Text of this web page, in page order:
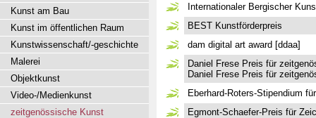
Internationaler Bergischer
BEST Kunstförderpreis
dam digital art award [ddaa]
Daniel Frese Preis für
Daniel Frese Preis für
Eberhard-Roters-Stipendium
Egmont-Schaefer-Preis für
Kunst am Bau
Kunst im öffentlichen Raum
Kunstwissenschaft/-geschichte
Malerei
Objektkunst
Video-/Medienkunst
zeitgenössische Kunst